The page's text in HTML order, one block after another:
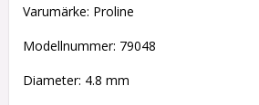
Varumärke: Proline
Modellnummer: 79048
Diameter: 4.8 mm